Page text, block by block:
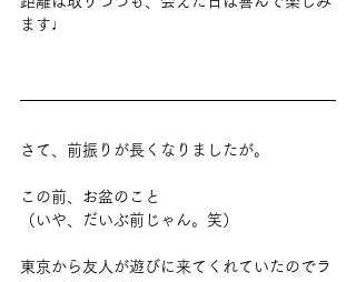
ます♩
さて、前振りが長くなりましたが。
この前、お盆のこと
（いや、だいぶ前じゃん。笑）
東京から友人が遊びに来てくれていたのでラ